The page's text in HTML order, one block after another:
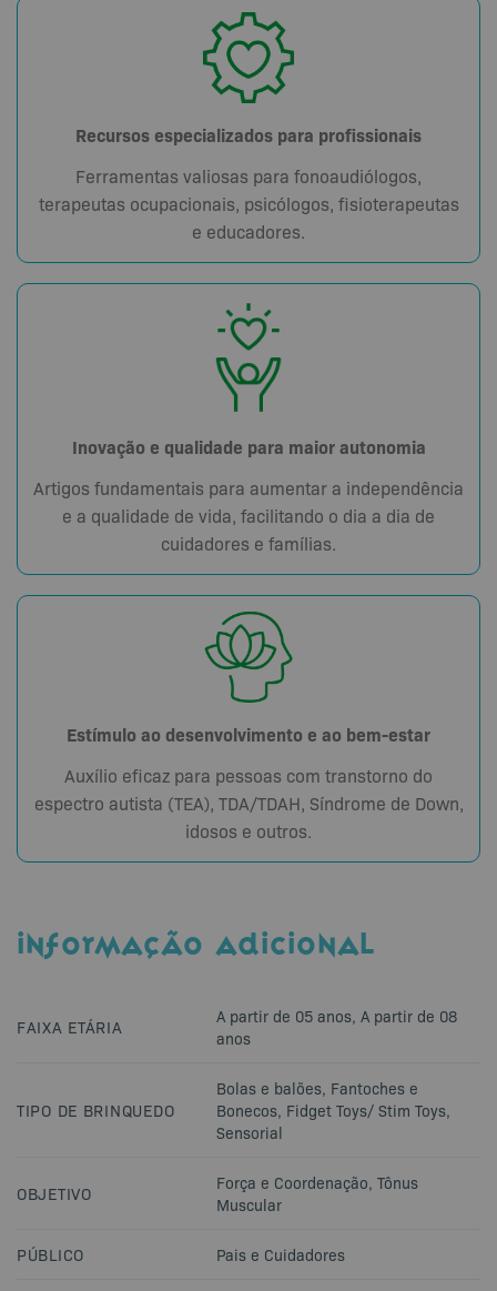
Recursos especializados para profissionais
Ferramentas valiosas para fonoaudiólogos,
terapeutas ocupacionais, psicólogos, fisioterapeutas
e educadores.
Inovação e qualidade para maior autonomia
Artigos fundamentais para aumentar a independência
e a qualidade de vida, facilitando o dia a dia de
cuidadores e famílias.
Estímulo ao desenvolvimento e ao bem-estar
Auxílio eficaz para pessoas com transtorno do
espectro autista (TEA), TDA/TDAH, Síndrome de Down,
idosos e outros.
INFORMAÇÃO ADICIONAL
FAIXA ETÁRIA A partir de 05 anos, A partir de 08
anos
TIPO DE BRINQUEDO
Bolas e balões, Fantoches e
Bonecos, Fidget Toys/ Stim Toys,
Sensorial
OBJETIVO Força e Coordenação, Tônus
Muscular
PÚBLICO Pais e Cuidadores